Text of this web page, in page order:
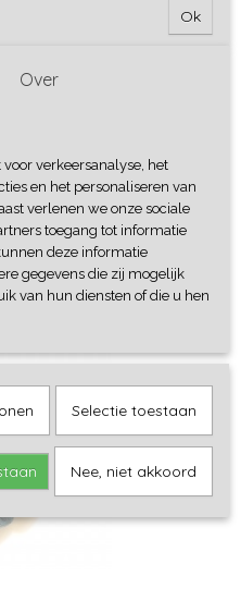
tricot.
Ok
Over
verkeersanalyse, het
en het personaliseren van
verlenen we onze sociale
toegang tot informatie
deze informatie
gegevens die zij mogelijk
van hun diensten of die u hen
Selectie toestaan
Nee, niet akkoord